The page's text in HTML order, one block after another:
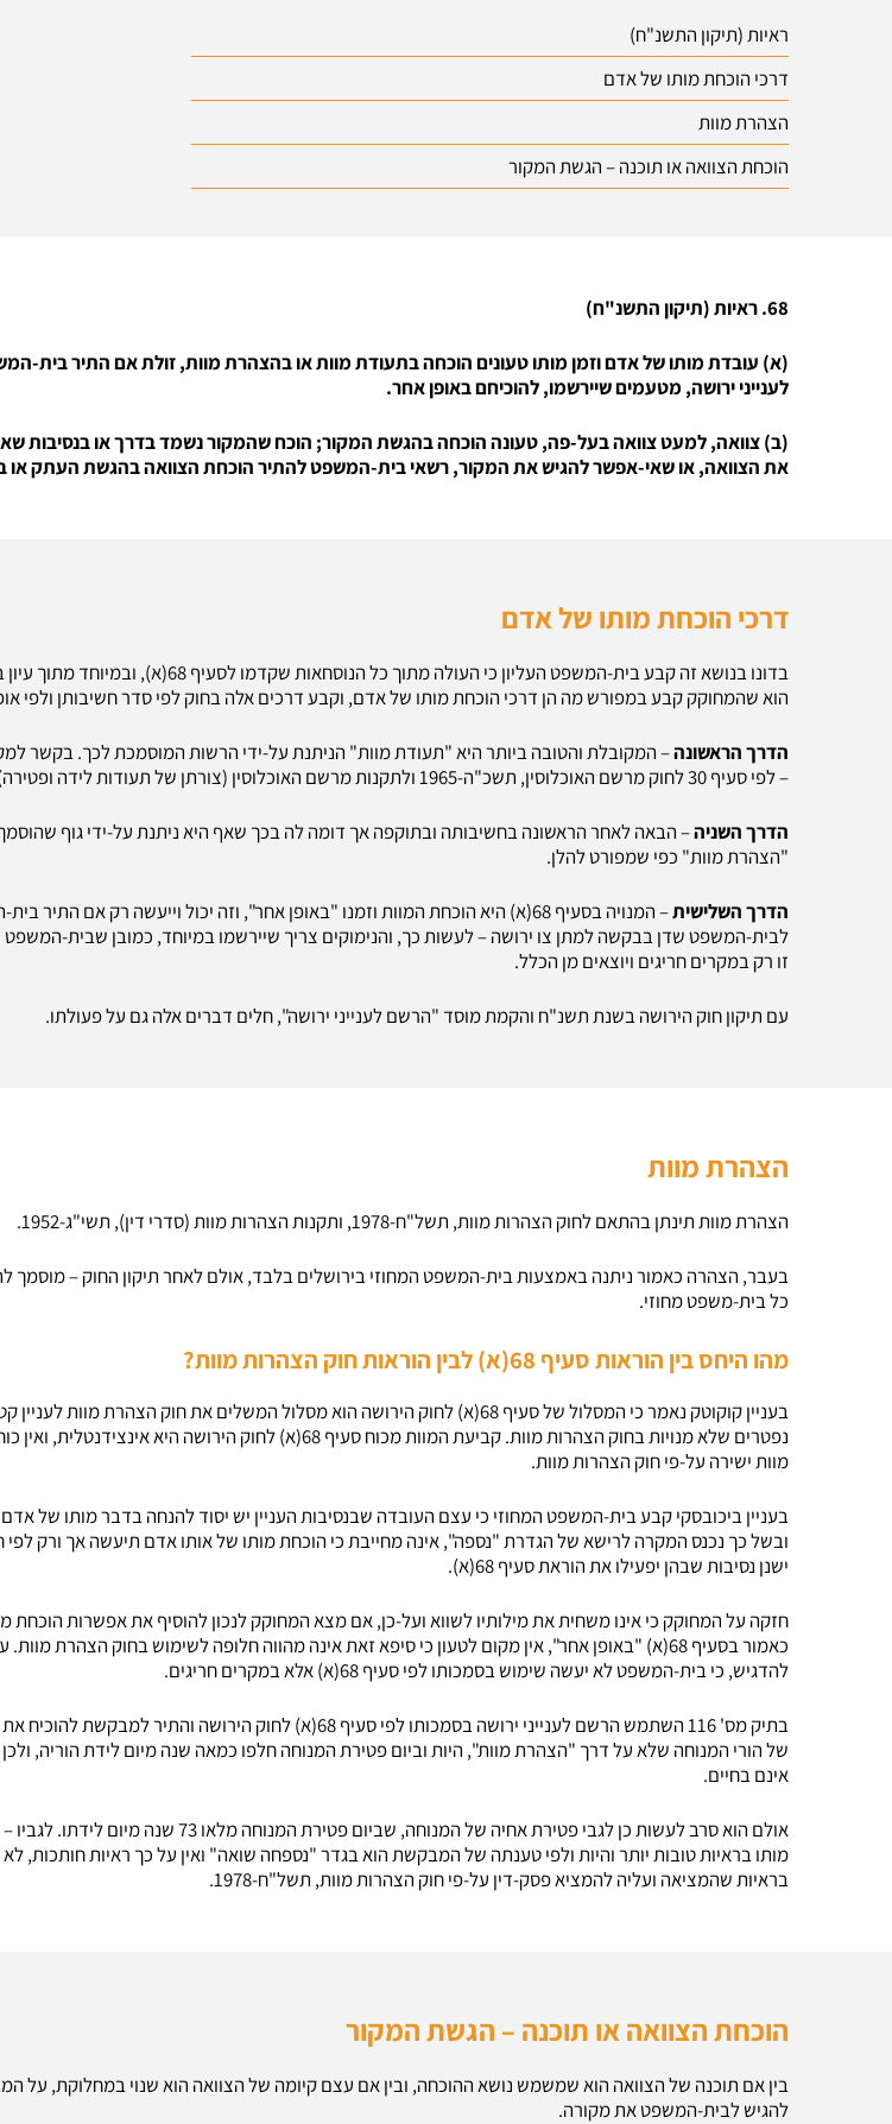
ראיות (תיקון התשנ"ח)
דרכי הוכחת מותו של אדם
הצהרת מוות
הוכחת הצוואה או תוכנה – הגשת המקור
68. ראיות (תיקון התשנ"ח)
(א) עובדת מותו של אדם וזמן מותו טעונים הוכחה בתעודת מוות או בהצהרת מוות, זולת אם התיר בית-
לענייני ירושה, מטעמים שיירשמו, להוכיחם באופן אחר.
(ב) צוואה, למעט צוואה בעל-פה, טעונה הוכחה בהגשת המקור; הוכח שהמקור נשמד בדרך או בנסיבות
את הצוואה, או שאי-אפשר להגיש את המקור, רשאי בית-המשפט להתיר הוכחת הצוואה בהגשת העתק או
דרכי הוכחת מותו של אדם
בדונו בנושא זה קבע בית-המשפט העליון כי העולה מתוך כל הנוסחאות
הוא שהמחוקק קבע במפורש מה הן דרכי הוכחת מותו של אדם, וקבע דרכים אלה בחוק לפי סדר חשיבותן ולפי
הדרך הראשונה– המקובלת והטובה ביותר היא "תעודת מוות" הניתנת על-ידי הרשות המוסמכת לכך. בקשר
– לפי סעיף 30 לחוק מרשם האוכלוסין, תשכ"ה-1965 ולתקנות מרשם האוכלוסין (צורתן של תעודות לידה ופטירה), תשל"ג-1973.
הדרך השניה– הבאה לאחר הראשונה בחשיבותה ובתוקפה אך דומה לה בכך שאף היא ניתנת על-ידי גוף
"הצהרת מוות" כפי שמפורט להלן.
הדרך השלישית
– המנויה בסעיף 68(א) היא הוכחת המוות וזמנו "באופן אחר", וזה יכול וייעשה רק אם התיר
לבית-המשפט שדן בבקשה למתן צו ירושה – לעשות כך, והנימוקים צריך שיירשמו במיוחד, כמובן שבית-
זו רק במקרים חריגים ויוצאים מן הכלל.
עם תיקון חוק הירושה בשנת תשנ"ח והקמת מוסד "הרשם לענייני ירושה", חלים דברים אלה גם על פעולתו.
הצהרת מוות
הצהרת מוות תינתן בהתאם לחוק הצהרות מוות, תשל"ח-1978, ותקנות הצהרות מוות (סדרי דין), תשי"ג-1952.
בעבר, הצהרה כאמור ניתנה באמצעות בית-המשפט המחוזי בירושלים בלבד, אולם לאחר תיקון החוק – מוסמך
כל בית-משפט מחוזי.
מהו היחס בין הוראות סעיף 68(א) לבין הוראות חוק הצהרות מוות?
בעניין קוקוטק נאמר כי המסלול של סעיף 68(א) לחוק הירושה הוא מסלול המשלים את חוק הצהרת מוות
נפטרים שלא מנויות בחוק הצהרות מוות. קביעת המוות מכוח סעיף 68(א) לחוק הירושה היא
מוות ישירה על-פי חוק הצהרות מוות.
בעניין ביכובסקי קבע בית-המשפט המחוזי כי עצם העובדה שבנסיבות העניין יש יסוד להנחה בדבר מותו של
ובשל כך נכנס המקרה לרישא של הגדרת "נספה", אינה מחייבת כי הוכחת מותו של אותו אדם תיעשה אך ורק לפי
ישנן נסיבות שבהן יפעילו את הוראת סעיף 68(א).
חזקה על המחוקק כי אינו משחית את מילותיו לשווא ועל-כן, אם מצא המחוקק לנכון להוסיף את אפשרות הוכחת
כאמור בסעיף 68(א) "באופן אחר", אין מקום לטעון כי סיפא זאת אינה מהווה חלופה לשימוש בחוק הצהרת
להדגיש, כי בית-המשפט לא יעשה שימוש בסמכותו לפי סעיף 68(א) אלא במקרים חריגים.
בתיק מס' 116 השתמש הרשם לענייני ירושה בסמכותו לפי סעיף 68(א) לחוק הירושה והתיר
של הורי המנוחה שלא על דרך "הצהרת מוות", היות וביום פטירת המנוחה חלפו כמאה שנה מיום לידת הוריה, ולכן
אינם בחיים.
אולם הוא סרב לעשות כן לגבי פטירת אחיה של המנוחה, שביום פטירת המנוחה
מותו בראיות טובות יותר והיות ולפי טענתה של המבקשת הוא בגדר "נספחה שואה" ואין על כך ראיות חותכות,
בראיות שהמציאה ועליה להמציא פסק-דין על-פי חוק הצהרות מוות, תשל"ח-1978.
הוכחת הצוואה או תוכנה – הגשת המקור
בין אם תוכנה של הצוואה הוא שמשמש נושא ההוכחה, ובין אם עצם קיומה של הצוואה הוא שנוי במחלוקת, על
להגיש לבית-המשפט את מקורה.